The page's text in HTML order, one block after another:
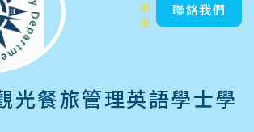
光餐旅管理英語學士學
聯絡我們